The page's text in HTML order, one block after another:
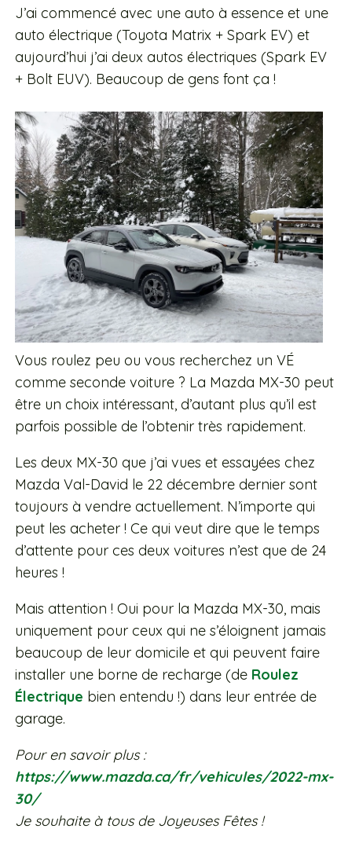
J’ai commencé avec une auto à essence et une
auto électrique (Toyota Matrix + Spark EV) et
aujourd’hui j’ai deux autos électriques (Spark EV
+ Bolt EUV). Beaucoup de gens font ça !
Vous roulez peu ou vous recherchez un VÉ
comme seconde voiture ? La Mazda MX-30 peut
être un choix intéressant, d’autant plus qu’il est
parfois possible de l’obtenir très rapidement.
Les deux MX-30 que j’ai vues et essayées chez
Mazda Val-David le 22 décembre dernier sont
toujours à vendre actuellement. N’importe qui
peut les acheter ! Ce qui veut dire que le temps
d’attente pour ces deux voitures n’est que de 24
heures !
Mais attention ! Oui pour la Mazda MX-30, mais
uniquement pour ceux qui ne s’éloignent jamais
beaucoup de leur domicile et qui peuvent faire
installer une borne de recharge (de Roulez
Électrique bien entendu !) dans leur entrée de
garage.
Pour en savoir plus :
https://www.mazda.ca/fr/vehicules/2022-mx-
30/
Je souhaite à tous de Joyeuses Fêtes !